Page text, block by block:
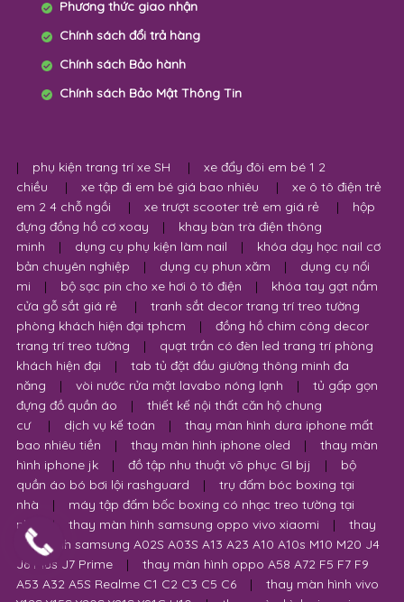
Hướng dẫn thanh toán
Phương thức giao nhận
Chính sách đổi trả hàng
Chính sách Bảo hành
| phụ kiện trang trí xe SH |
xe đẩy đôi em bé 1 2
chiều
| xe tập đi em bé giá bao nhiêu |
xe ô tô điện trẻ
em 2 4 chỗ ngồi
| xe trượt scooter trẻ em giá rẻ
đựng đồng hồ cơ xoay
|
khay bàn trà điện thông
minh
| dụng cụ phụ kiện làm nail |
khóa dạy học nail cơ
bản chuyên nghiệp
| dụng cụ phun xăm |
dụng cụ nối
mi
| bộ sạc pin cho xe hơi ô tô điện |
khóa tay gạt nắm
cửa gỗ sắt giá rẻ
|
tranh sắt decor trang trí treo tường
phòng khách hiện đại tphcm
|
đồng hồ chim công decor
trang trí treo tường
|
quạt trần có đèn led trang trí phòng
khách hiện đại
|
tab tủ đặt đầu giường thông minh đa
năng
| vòi nước rửa mặt lavabo nóng lạnh |
tủ gấp gọn
đựng đồ quần áo
|
thiết kế nội thất căn hộ chung
cư
| dịch vụ kế toán
thay màn hình dura iphone mất
bao nhiêu tiền
thay màn hình iphone oled |
thay màn
hình iphone jk
| đồ tập nhu thuật võ phục GI bjj |
bộ
quần áo bó bơi lội rashguard
|
trụ đấm bóc boxing tại
nhà
máy tập đấm bốc boxing có nhạc treo tường tại
nhà
| thay màn hình samsung oppo vivo xiaomi
thay
màn hình samsung A02S A03S A13 A23 A10 A10s M10 M20 J4
J6 Plus J7 Prime
| thay màn hình oppo A58 A72 F5 F7 F9